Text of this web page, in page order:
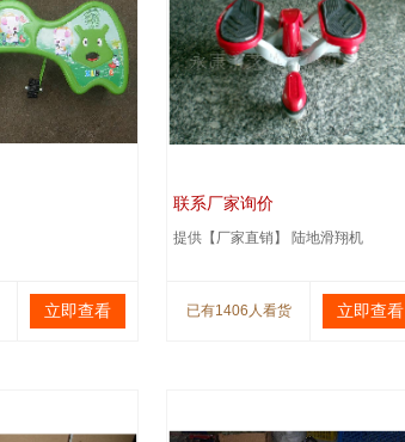
立即查看
联系厂家询价
提供【厂家直销】 陆地滑翔机
已有1406人看货 立即查看